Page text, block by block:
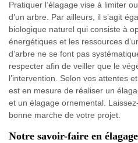
Pratiquer l’élagage vise à limiter
d’un arbre. Par ailleurs, il s’agit
biologique naturel qui consiste à
énergétiques et les ressources
d’arbre ne se font pas
respecter afin de veiller que le
l’intervention. Selon vos attentes
est en mesure de réaliser un
et un élagage ornemental.
bonne marche de votre projet.
Notre savoir-faire en